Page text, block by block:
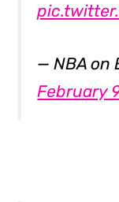
— NBA on
February